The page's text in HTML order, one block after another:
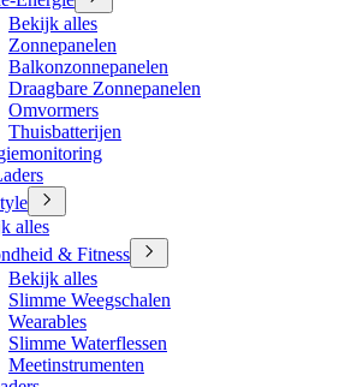
Bekijk alles
Zonnepanelen
Balkonzonnepanelen
Draagbare Zonnepanelen
Omvormers
Thuisbatterijen
alles
& Fitness
Bekijk alles
Slimme Weegschalen
Wearables
Slimme Waterflessen
Meetinstrumenten